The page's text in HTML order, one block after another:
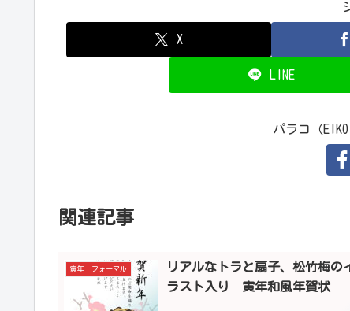
X
LINE
パラコ（
関連記事
寅年 フォーマル
リアルなトラと扇子、松竹梅の
ラスト入り 寅年和風年賀状